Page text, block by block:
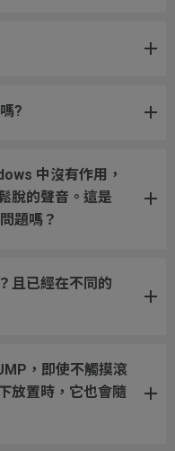
?
中沒有作用，
脫的聲音。這是
題嗎？
且已經在不同的
，即使不觸摸滾
放置時，它也會隨